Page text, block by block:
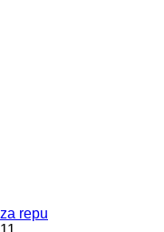
za repu